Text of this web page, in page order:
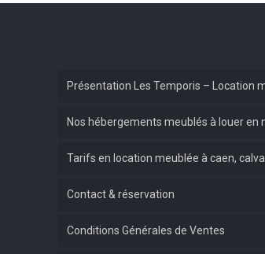
Présentation Les Temporis – Location
Nos hébergements meublés à louer en
Tarifs en location meublée à caen,
Contact & réservation
Conditions Générales de Ventes